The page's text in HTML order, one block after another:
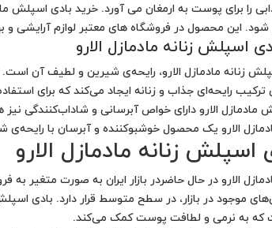
را برای پوست به ارمغان می آورد. خرید بادی اسپلش
این محصول در فروشگاه های معتبر لوازم آرایشی و
اسپلش زنانه مادمازل الارو
زنانه مادمازل الارو، رایحه‌ی شیرین و لطیف آن
رایحه‌ای جذاب و زنانه ایجاد می‌کند که برای
مادمازل الارو دارای خواص آبرسانی و
الارو یک محصول خوشبوکننده و آبرسان با
زنانه مادمازل الارو
الارو در حال حاضردر بازار ایران به صورت
موجود در بازار، در سطح متوسط قرار دارد. بادی
که به نرمی و لطافت پوست کمک می‌کند.